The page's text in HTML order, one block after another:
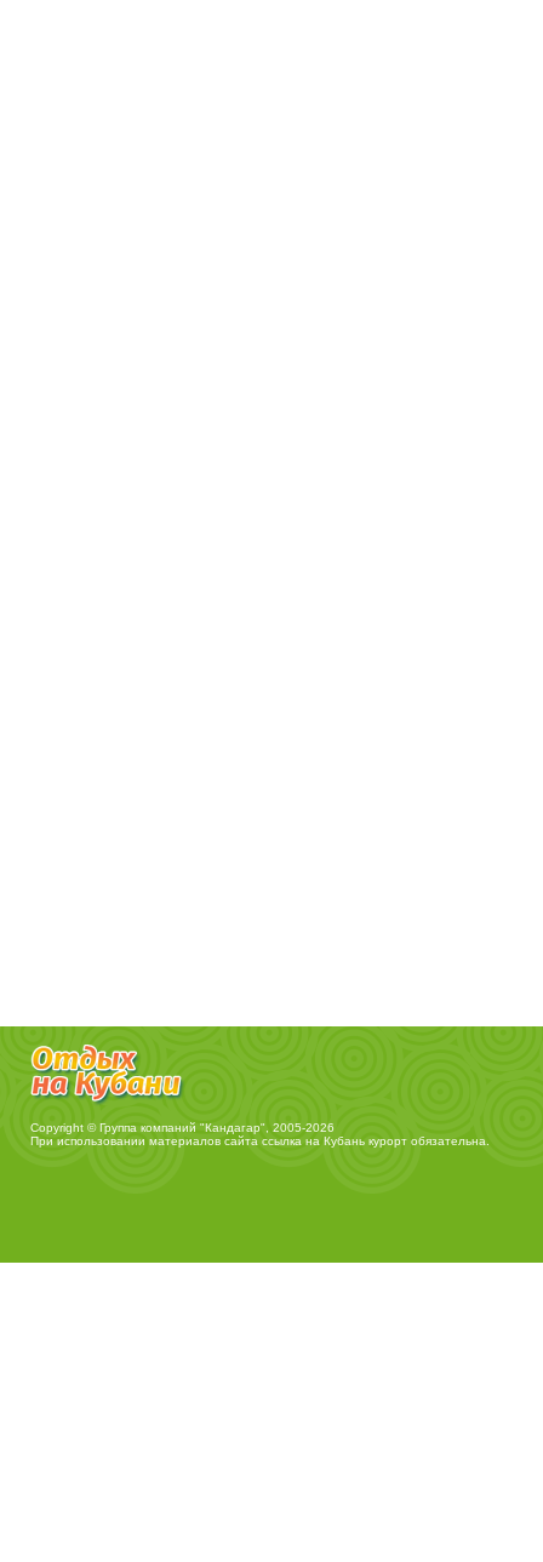
Copyright © Группа компаний "Кандагар", 2005-2026
При использовании материалов сайта ссылка на Кубань курорт обязательна.